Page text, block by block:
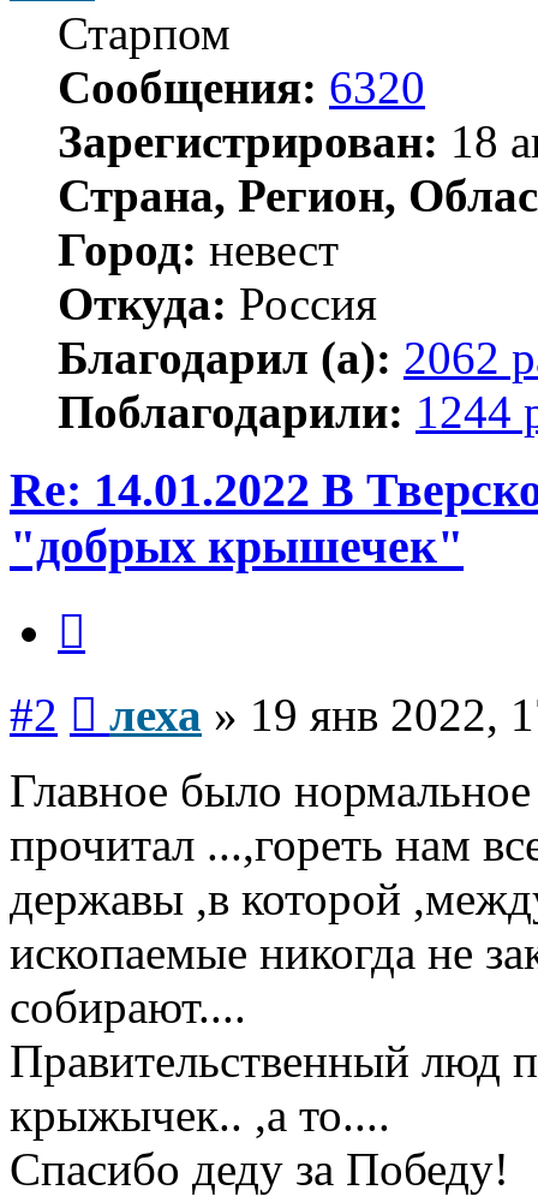
Старпом
Сообщения: 6320
Зарегистрирован: 18
Страна, Регион,
Город: невест
Откуда: Россия
Благодарил (а): 2062
Поблагодарили: 1244
Re: 14.01.2022 В
"добрых крышечек"
#2 леха » 19 янв 2022,
Главное было
прочитал ...,гореть нам
державы ,в которой
ископаемые никогда не
собирают....
Правительственный люд
крыжычек.. ,а то....
Спасибо деду за Победу!